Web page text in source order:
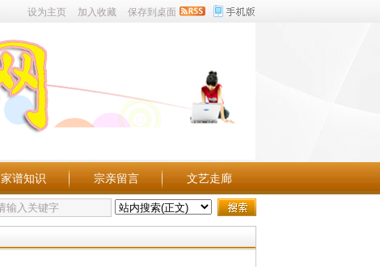
设为主页 加入收藏 保存到桌面
家谱知识 宗亲留言 文艺走廊